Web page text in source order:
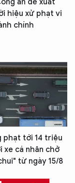
an đề xuất
hiệu xử phạt vi
chính
phạt tới 14 triệu
xe cá nhân chở
từ ngày 15/8